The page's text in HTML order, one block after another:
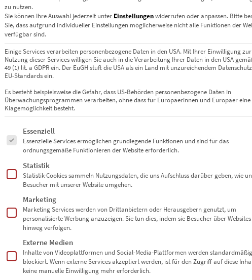
€99,00
Enthält 19% Mwst. zzgl. Versand
In den Warenkorb
zu nutzen.
Sie können Ihre Auswahl jederzeit unter Einstellungenwiderrufen oder anpassen. Bitte
Sie, dass aufgrund individueller Einstellungen möglicherweise nicht alle Funktionen der
verfügbar sind.
Einige Services verarbeiten personenbezogene Daten in den USA. Mit Ihrer Einwilligung zur
Nutzung dieser Services willigen Sie auch in die Verarbeitung Ihrer Daten in den USA
49 (1) lit. a GDPR ein. Der EuGH stuft die USA als ein Land mit unzureichendem
EU-Standards ein.
Es besteht beispielsweise die Gefahr, dass US-Behörden personenbezogene Daten in
Überwachungsprogrammen verarbeiten, ohne dass für Europäerinnen und Europäer eine
Klagemöglichkeit besteht.
Es folgt eine Liste der Service-Gruppen, für die eine Einwilligung
Essenziell
Essenzielle Services ermöglichen grundlegende Funktionen und sind für das
ordnungsgemäße Funktionieren der Website erforderlich.
Statistik
Statistik-Cookies sammeln Nutzungsdaten, die uns Aufschluss darüber geben, wie
Besucher mit unserer Website umgehen.
Marketing
Marketing Services werden von Drittanbietern oder Herausgebern genutzt, um
personalisierte Werbung anzuzeigen. Sie tun dies, indem sie Besucher über Websites
hinweg verfolgen.
Externe Medien
Inhalte von Videoplattformen und Social-Media-Plattformen werden standardmäßig
blockiert. Wenn externe Services akzeptiert werden, ist für den Zugriff auf diese
keine manuelle Einwilligung mehr erforderlich.